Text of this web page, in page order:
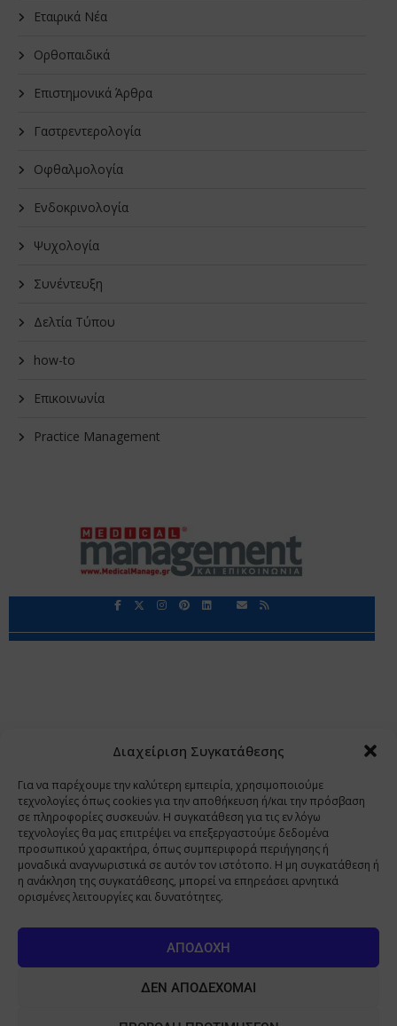
Διαχείριση Συγκατάθεσης
Για να παρέχουμε την καλύτερη εμπειρία, χρησιμοποιούμε
τεχνολογίες όπως cookies για την αποθήκευση ή/και την πρόσβαση
σε πληροφορίες συσκευών. Η συγκατάθεση για τις εν λόγω
τεχνολογίες θα μας επιτρέψει να επεξεργαστούμε δεδομένα
προσωπικού χαρακτήρα, όπως συμπεριφορά περιήγησης ή
μοναδικά αναγνωριστικά σε αυτόν τον ιστότοπο. Η μη συγκατάθεση ή
η ανάκληση της συγκατάθεσης, μπορεί να επηρεάσει αρνητικά
ορισμένες λειτουργίες και δυνατότητες.
ΑΠΟΔΟΧΉ
ΔΕΝ ΑΠΟΔΈΧΟΜΑΙ
Εταιρικά Νέα
Oρθοπαιδικά
Επιστημονικά Άρθρα
Γαστρεντερολογία
Οφθαλμολογία
Ενδοκρινολογία
Ψυχολογία
Συνέντευξη
Δελτία Τύπου
how-to
Επικοινωνία
Practice Management
Copyright 2009 - 2026 © Χαραμή Α.Ε.
www.PharmaManage.gr • www.HealthExpo.gr • www.YO.gr
•
www.GreekShares.com • www.eLearning-
PharmaManage.gr • www.Charami-SA.gr
Με την παραμονή σας σε αυτή δηλώνετε,
προβλέπονται από τις διατάξεις της παραγράφου 6 του άρθρου 22 του